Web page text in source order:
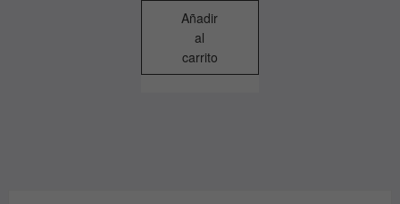
Añadir
al
carrito